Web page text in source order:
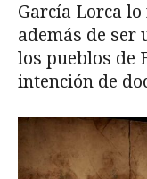
García Lorca
además de ser
los pueblos de
intención de